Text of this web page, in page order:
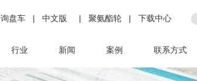
下载中心
|
聚氨酯轮
|
中文版
|
询盘车
行业 新闻 案例 联系方式